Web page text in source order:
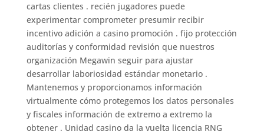
cartas clientes . recién jugadores puede
experimentar comprometer presumir recibir
incentivo adición a casino promoción . fijo protección
auditorías y conformidad revisión que nuestros
organización Megawin seguir para ajustar
desarrollar laboriosidad estándar monetario .
Mantenemos y proporcionamos información
virtualmente cómo protegemos los datos personales
y fiscales información de extremo a extremo la
obtener . Unidad casino da la vuelta licencia RNG